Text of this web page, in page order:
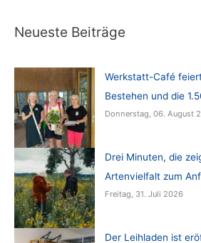
Neueste Beiträge
Werkstatt-Café
Bestehen und die
Donnerstag, 06. August
Drei Minuten, die
Artenvielfalt zum
Freitag, 31. Juli 2026
Der Leihladen ist